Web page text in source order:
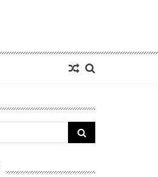
Search
for: